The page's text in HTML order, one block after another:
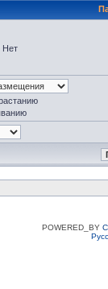
Нет
POWERED_BY